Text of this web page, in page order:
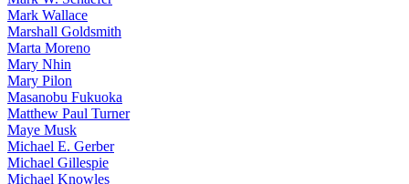
Mark Wallace
Marshall Goldsmith
Marta Moreno
Mary Nhin
Mary Pilon
Masanobu Fukuoka
Matthew Paul Turner
Maye Musk
Michael E. Gerber
Michael Gillespie
Michael Knowles